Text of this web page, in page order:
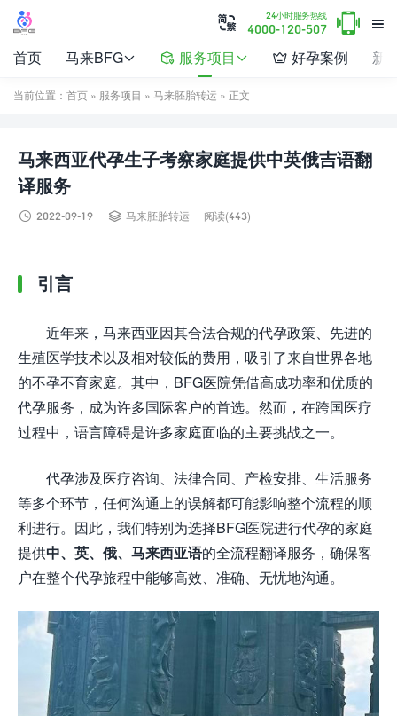

24小时服务热线
4000-120-507 

首页 马来BFG  服务项目   好孕案例 新
当前位置： 首页 » 服务项目 » 马来胚胎转运 » 正文
马来西亚代孕生子考察家庭提供中英俄吉语翻
译服务
 2022-09-19  马来胚胎转运 阅读(443)
引言
近年来，马来西亚因其合法合规的代孕政策、先进的
生殖医学技术以及相对较低的费用，吸引了来自世界各地
的不孕不育家庭。其中，BFG医院凭借高成功率和优质的
代孕服务，成为许多国际客户的首选。然而，在跨国医疗
过程中，语言障碍是许多家庭面临的主要挑战之一。
代孕涉及医疗咨询、法律合同、产检安排、生活服务
等多个环节，任何沟通上的误解都可能影响整个流程的顺
利进行。因此，我们特别为选择BFG医院进行代孕的家庭
提供中、英、俄、马来西亚语的全流程翻译服务，确保客
户在整个代孕旅程中能够高效、准确、无忧地沟通。